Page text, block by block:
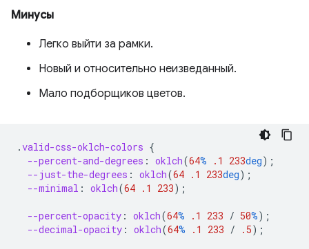
Минусы
Легко выйти за рамки.
Новый и относительно неизведанный.
Мало подборщиков цветов.
.valid-css-oklch-colors {
--percent-and-degrees : oklch(64% .1 233deg);
--just-the-degrees : oklch(64 .1 233deg);
--minimal : oklch(64 .1 233);
--percent-opacity : oklch(64% .1 233 / 50%);
--decimal-opacity : oklch(64% .1 233 / .5);